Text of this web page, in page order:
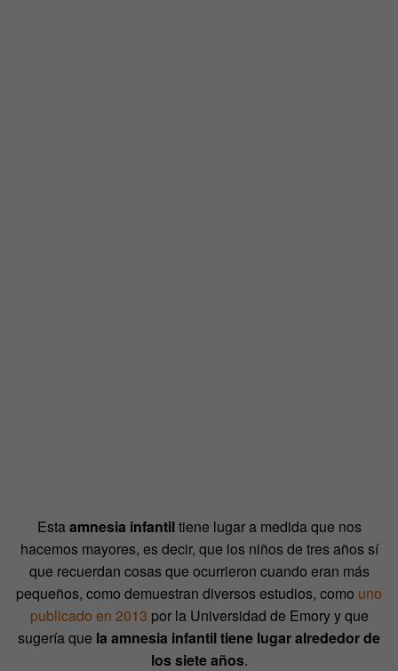
Estaamnesia infantiltiene lugar a medida que nos
hacemos mayores, es decir, que los niños de tres años sí
que recuerdan cosas que ocurrieron cuando eran más
pequeños, como demuestran diversos estudios, como uno
publicado en 2013 por la Universidad de Emory y que
sugería que la amnesia infantil tiene lugar alrededor de
los siete años.